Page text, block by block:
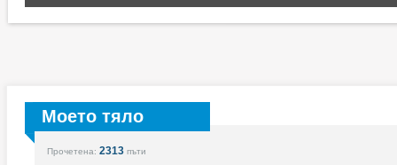
Моето тяло
Прочетена: 2313 пъти